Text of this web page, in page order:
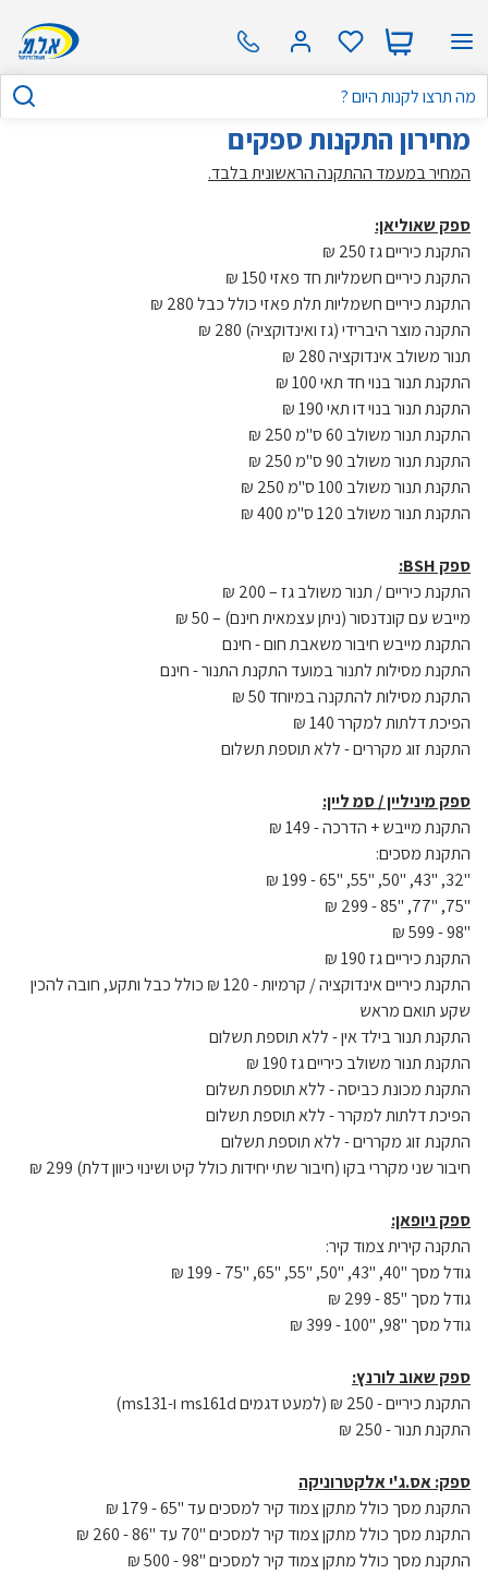
מחירון התקנות ספקים
המחיר במעמד ההתקנה הראשונית בלבד.
ספק שאוליאן:
התקנת כיריים גז 250 ₪
התקנת כיריים חשמליות חד פאזי 150 ₪
התקנת כיריים חשמליות תלת פאזי כולל כבל 280 ₪
התקנה מוצר היברידי (גז ואינדוקציה) 280 ₪
תנור משולב אינדוקציה 280 ₪
התקנת תנור בנוי חד תאי 100 ₪
התקנת תנור בנוי דו תאי 190 ₪
התקנת תנור משולב 60 ס"מ 250 ₪
התקנת תנור משולב 90 ס"מ 250 ₪
התקנת תנור משולב 100 ס"מ 250 ₪
התקנת תנור משולב 120 ס"מ 400 ₪
ספק BSH:
התקנת כיריים / תנור משולב גז – 200 ₪
מייבש עם קונדנסור (ניתן עצמאית חינם) – 50 ₪
התקנת מייבש חיבור משאבת חום - חינם
התקנת מסילות לתנור במועד התקנת התנור - חינם
התקנת מסילות להתקנה במיוחד 50 ₪
הפיכת דלתות למקרר 140 ₪
התקנת זוג מקררים - ללא תוספת תשלום
ספק מיניליין / סמ ליין:
התקנת מייבש + הדרכה - 149 ₪
התקנת מסכים:
"32, "43, "50, "55, "65 - 199 ₪
"75, "77, "85 - 299 ₪
"98 - 599 ₪
התקנת כיריים גז 190 ₪
התקנת כיריים אינדוקציה / קרמיות - 120 ₪ כולל כבל ותקע, חובה להכין
שקע תואם מראש
התקנת תנור בילד אין - ללא תוספת תשלום
התקנת תנור משולב כיריים גז 190 ₪
התקנת מכונת כביסה - ללא תוספת תשלום
הפיכת דלתות למקרר - ללא תוספת תשלום
התקנת זוג מקררים - ללא תוספת תשלום
חיבור שני מקררי בקו (חיבור שתי יחידות כולל קיט ושינוי כיוון דלת) 299 ₪
ספק ניופאן:
התקנה קירית צמוד קיר:
גודל מסך "40, "43, "50, "55, "65, "75 - 199 ₪
גודל מסך "85 - 299 ₪
גודל מסך "98, "100 - 399 ₪
ספק שאוב לורנץ:
התקנת כיריים - 250 ₪ (למעט דגמים ms161d ו-ms131)
התקנת תנור - 250 ₪
ספק: אס.ג'י אלקטרוניקה
התקנת מסך כולל מתקן צמוד קיר למסכים עד "65 - 179 ₪
התקנת מסך כולל מתקן צמוד קיר למסכים "70 עד "86 - 260 ₪
התקנת מסך כולל מתקן צמוד קיר למסכים "98 - 500 ₪